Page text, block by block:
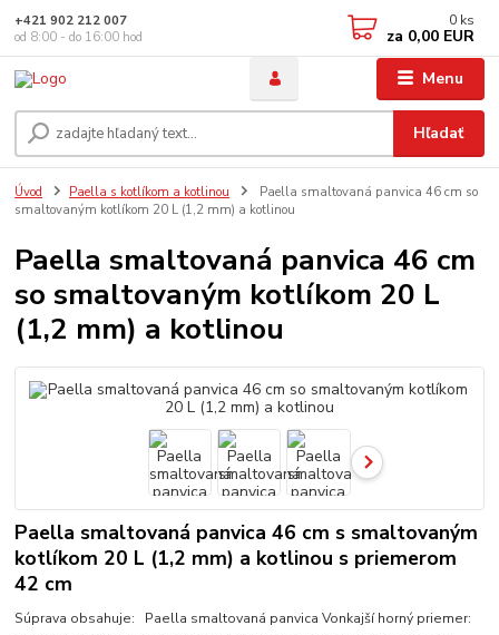
Menu
Hľadať
+421 902 212 007
od 8:00 - do 16:00 hod
0 ks
za 0,00 EUR
Úvod Paella s kotlíkom a kotlinou
Paella smaltovaná panvica 46 cm so
smaltovaným kotlíkom 20 L (1,2 mm) a kotlinou
Paella smaltovaná panvica 46 cm
so smaltovaným kotlíkom 20 L
(1,2 mm) a kotlinou
Paella smaltovaná panvica 46 cm s smaltovaným
kotlíkom 20 L (1,2 mm) a kotlinou s priemerom
42 cm
Súprava obsahuje: Paella smaltovaná panvica Vonkajší horný priemer: